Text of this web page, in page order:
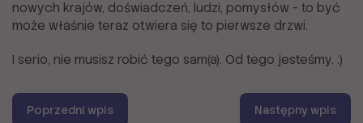
nowych krajów, doświadczeń, ludzi, pomysłów - to być
może właśnie teraz otwiera się to pierwsze drzwi.
I serio, nie musisz robić tego sam(a). Od tego jesteśmy. :)
Poprzedni wpis Następny wpis